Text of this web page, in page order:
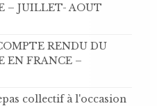
– JUILLET- AOUT
RENDU DU
EN FRANCE –
collectif à l'occasion